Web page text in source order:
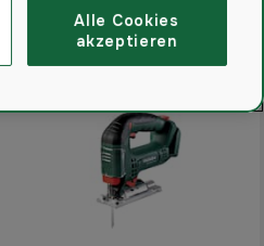
Auf Lager. Versandfertig in 2-4
Gratis Versand
Alle Cookies
akzeptieren